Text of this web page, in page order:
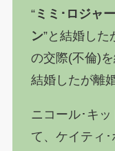
“ミミ･ロジャ
ン”と結婚した
の交際(不倫)を
結婚したが離
ニコール･キ
て、ケイティ